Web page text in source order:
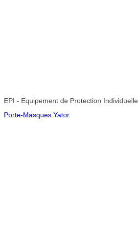
EPI - Equipement de Protection Individuelle
Porte-Masques Yator